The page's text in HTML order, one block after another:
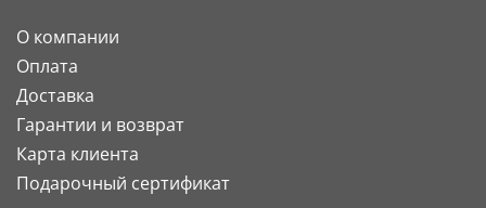
О компании
Оплата
Доставка
Гарантии и возврат
Карта клиента
Подарочный сертификат